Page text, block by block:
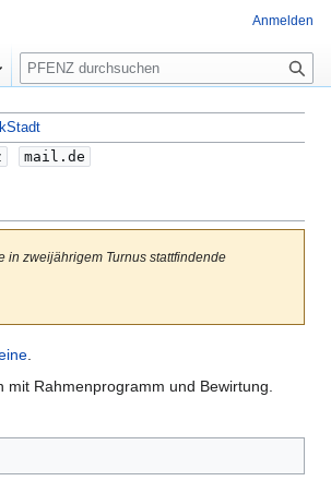
mail.de
in zweijährigem Turnus stattfindende
.
mit Rahmenprogramm und Bewirtung.
Anmelden
S
u
c
h
e